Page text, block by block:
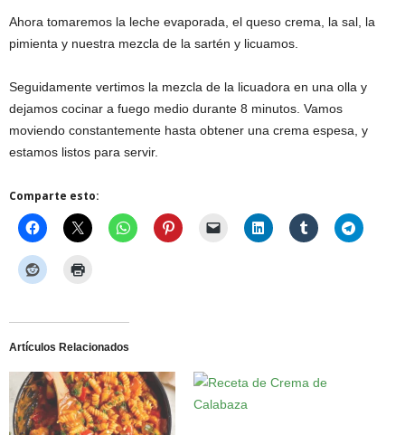
Ahora tomaremos la leche evaporada, el queso crema, la sal, la
pimienta y nuestra mezcla de la sartén y licuamos.
Seguidamente vertimos la mezcla de la licuadora en una olla y
dejamos cocinar a fuego medio durante 8 minutos. Vamos
moviendo constantemente hasta obtener una crema espesa, y
estamos listos para servir.
Comparte esto:
Artículos Relacionados